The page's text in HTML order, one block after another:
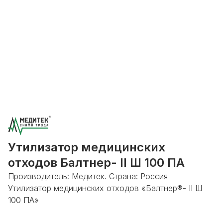
Утилизатор медицинских
отходов Балтнер- II Ш 100 ПА
Производитель: Медитек. Страна: Россия
Утилизатор медицинских отходов «Балтнер®- II Ш
100 ПА»